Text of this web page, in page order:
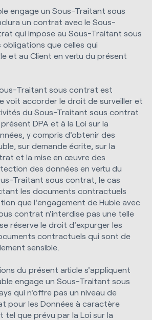
engage un Sous-Traitant sous
un contrat avec le Sous-
qui impose au Sous-Traitant sous
que celles qui
et au Client en vertu du présent
Traitant sous contrat est
voit accorder le droit de surveiller et
du Sous-Traitant sous contrat
DPA et à la Loi sur la
y compris d'obtenir des
sur demande écrite, sur la
et la mise en œuvre des
des données en vertu du
Traitant sous contrat, le cas
les documents contractuels
que l'engagement de Huble avec
contrat n'interdise pas une telle
réserve le droit d'expurger les
contractuels qui sont de
sensible.
du présent article s'appliquent
engage un Sous-Traitant sous
qui n'offre pas un niveau de
pour les Données à caractère
tel que prévu par la Loi sur la